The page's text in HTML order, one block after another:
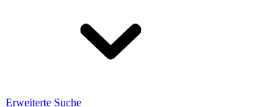
Erweiterte Suche